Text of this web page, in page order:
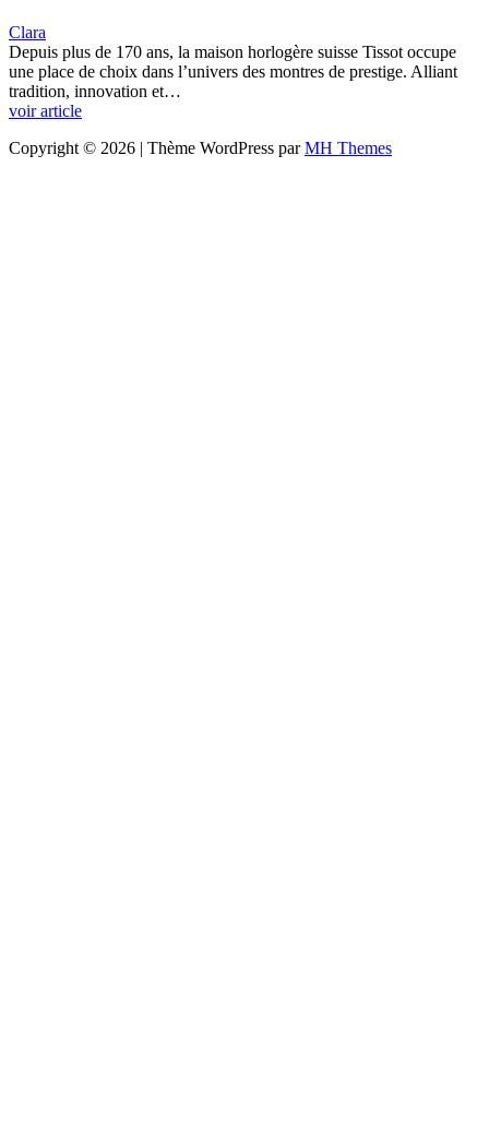
Clara
Depuis plus de 170 ans, la maison horlogère suisse Tissot occupe
une place de choix dans l’univers des montres de prestige. Alliant
tradition, innovation et…
voir article
Copyright © 2026 | Thème WordPress parMH Themes